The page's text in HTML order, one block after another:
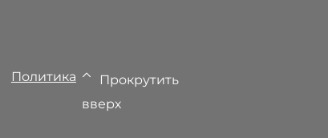
Политика
Прокрутить
вверх